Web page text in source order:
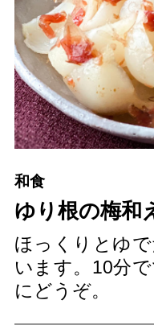
和食
ゆり根の梅和
ほっくりとゆ
います。10分
にどうぞ。